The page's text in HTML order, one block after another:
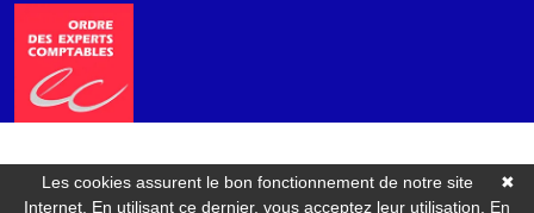
✖
Les cookies assurent le bon fonctionnement de notre site
Internet. En utilisant ce dernier, vous acceptez leur utilisation. En